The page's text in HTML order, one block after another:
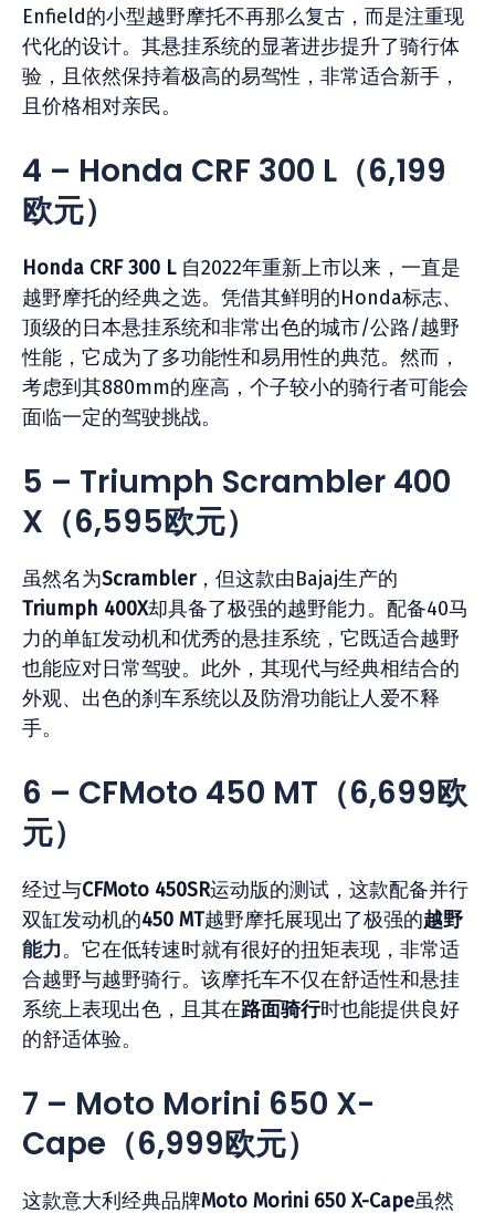
Enfield的小型越野摩托不再那么复古，而是注重现
代化的设计。其悬挂系统的显著进步提升了骑行体
验，且依然保持着极高的易驾性，非常适合新手，
且价格相对亲民。
4 – Honda CRF 300 L （6,199
欧元）
Honda CRF 300 L自2022年重新上市以来，一直是
越野摩托的经典之选。凭借其鲜明的Honda标志、
顶级的日本悬挂系统和非常出色的城市/公路/越野
性能，它成为了多功能性和易用性的典范。然而，
考虑到其880mm的座高，个子较小的骑行者可能会
面临一定的驾驶挑战。
5 – Triumph Scrambler 400
X （6,595欧元）
虽然名为Scrambler，但这款由Bajaj生产的
Triumph 400X却具备了极强的越野能力。配备40马
力的单缸发动机和优秀的悬挂系统，它既适合越野
也能应对日常驾驶。此外，其现代与经典相结合的
外观、出色的刹车系统以及防滑功能让人爱不释
手。
6 – CFMoto 450 MT （6,699欧
元）
经过与CFMoto 450SR运动版的测试，这款配备并行
双缸发动机的450 MT越野摩托展现出了极强的越野
能力。它在低转速时就有很好的扭矩表现，非常适
合越野与越野骑行。该摩托车不仅在舒适性和悬挂
系统上表现出色，且其在路面骑行时也能提供良好
的舒适体验。
7 – Moto Morini 650 X-
Cape （6,999欧元）
这款意大利经典品牌Moto Morini 650 X-Cape虽然